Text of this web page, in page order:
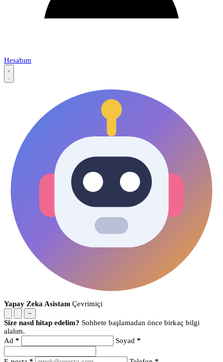
Hesabım
Yapay Zeka Asistanı Çevrimiçi
−
Size nasıl hitap edelim? Sohbete başlamadan önce birkaç bilgi
alalım.
Ad * Soyad *